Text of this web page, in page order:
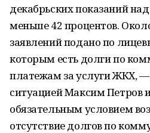
декабрьских показаний
меньше 42 процентов.
заявлений подано по
которым есть долги по
платежам за услуги ЖКХ,
ситуацией Максим Петров
обязательным условием
отсутствие долгов по